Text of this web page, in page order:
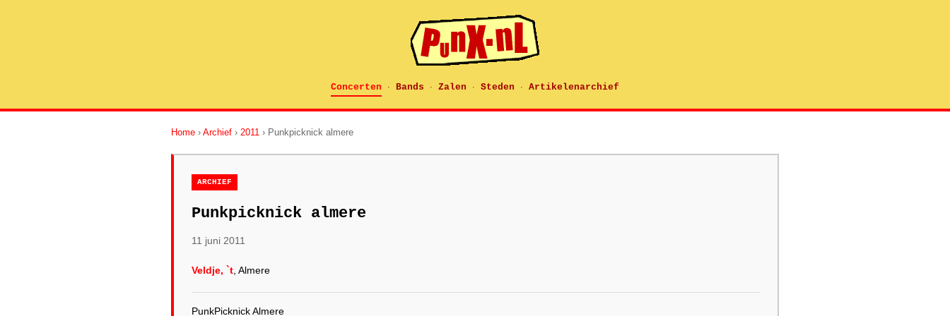
Concerten · Bands · Zalen · Steden · Artikelenarchief
Home › Archief › 2011 › Punkpicknick almere
ARCHIEF
Punkpicknick almere
11 juni 2011
Veldje, `t , Almere
PunkPicknick Almere